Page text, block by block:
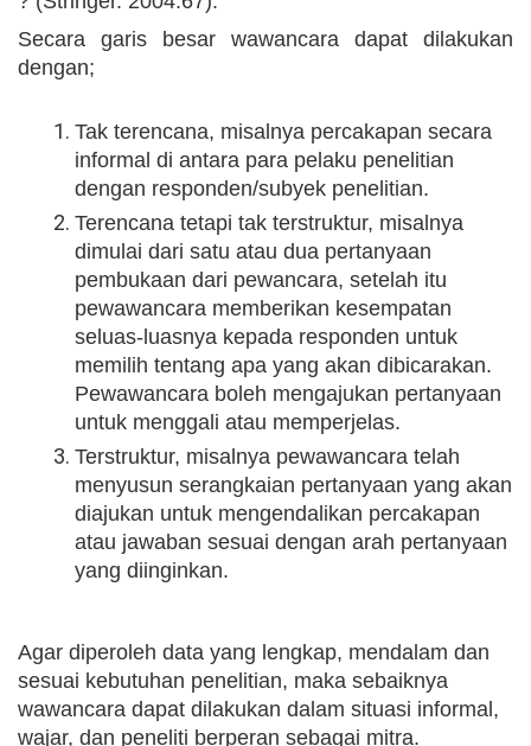
Secara garis besar wawancara dapat dilakukan
dengan;
Tak terencana, misalnya percakapan secara
informal di antara para pelaku penelitian
dengan responden/subyek penelitian.
Terencana tetapi tak terstruktur, misalnya
dimulai dari satu atau dua pertanyaan
pembukaan dari pewancara, setelah itu
pewawancara memberikan kesempatan
seluas-luasnya kepada responden untuk
memilih tentang apa yang akan dibicarakan.
Pewawancara boleh mengajukan pertanyaan
untuk menggali atau memperjelas.
Terstruktur, misalnya pewawancara telah
menyusun serangkaian pertanyaan yang akan
diajukan untuk mengendalikan percakapan
atau jawaban sesuai dengan arah pertanyaan
yang diinginkan.
Agar diperoleh data yang lengkap, mendalam dan
sesuai kebutuhan penelitian, maka sebaiknya
wawancara dapat dilakukan dalam situasi informal,
wajar, dan peneliti berperan sebagai mitra.